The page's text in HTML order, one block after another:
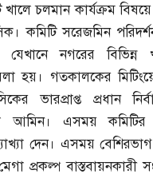
চলমান কার্যক্রম
কমিটি সরেজমিন
নগরের বিভিন্ন
হয়। গতকালকের
ভারপ্রাপ্ত প্রধান
আমিন। এসময়
দেন। এসময়
প্রকল্প বাস্তবায়নকারী